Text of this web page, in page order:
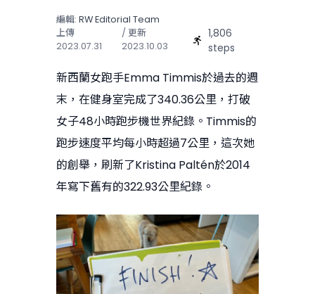
編輯: RW Editorial Team
上傳
2023.07.31
/ 更新
2023.10.03
1,806
steps
新西蘭女跑手Emma Timmis於過去的週
末，在健身室完成了340.36公里，打破
女子48小時跑步機世界紀錄。Timmis的
跑步速度平均每小時超過7公里，這次她
的創舉，刷新了Kristina Paltén於2014
年寫下舊有的322.93公里紀錄。